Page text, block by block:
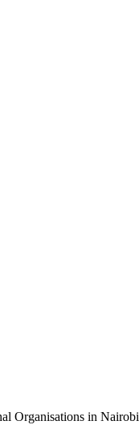
Organisations in Nairobi